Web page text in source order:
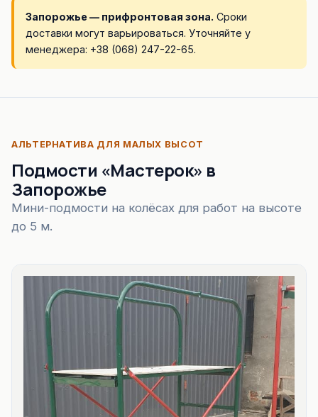
Запорожье — прифронтовая зона. Сроки
доставки могут варьироваться. Уточняйте у
менеджера: +38 (068) 247-22-65.
АЛЬТЕРНАТИВА ДЛЯ МАЛЫХ ВЫСОТ
Подмости «Мастерок» в
Запорожье
Мини-подмости на колёсах для работ на высоте
до 5 м.